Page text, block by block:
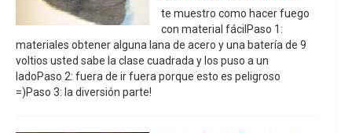
te muestro como hacer fuego
con material fácilPaso 1:
materiales obtener alguna lana de acero y una batería de 9
voltios usted sabe la clase cuadrada y los puso a un
ladoPaso 2: fuera de ir fuera porque esto es peligroso
=)Paso 3: la diversión parte!